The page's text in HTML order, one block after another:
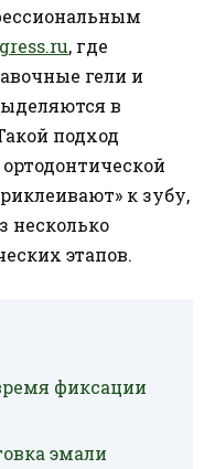
, где
гели и
в
подход
к зубу,
несколько
этапов.
фиксации
эмали